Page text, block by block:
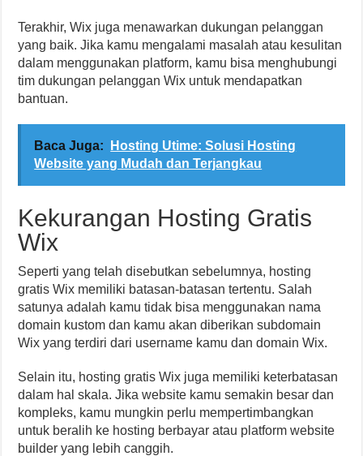
Terakhir, Wix juga menawarkan dukungan pelanggan
yang baik. Jika kamu mengalami masalah atau kesulitan
dalam menggunakan platform, kamu bisa menghubungi
tim dukungan pelanggan Wix untuk mendapatkan
bantuan.
Baca Juga:
Hosting Utime: Solusi Hosting
Website yang Mudah dan Terjangkau
Kekurangan Hosting Gratis
Wix
Seperti yang telah disebutkan sebelumnya, hosting
gratis Wix memiliki batasan-batasan tertentu. Salah
satunya adalah kamu tidak bisa menggunakan nama
domain kustom dan kamu akan diberikan subdomain
Wix yang terdiri dari username kamu dan domain Wix.
Selain itu, hosting gratis Wix juga memiliki keterbatasan
dalam hal skala. Jika website kamu semakin besar dan
kompleks, kamu mungkin perlu mempertimbangkan
untuk beralih ke hosting berbayar atau platform website
builder yang lebih canggih.